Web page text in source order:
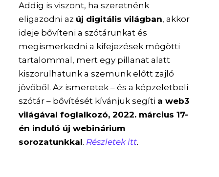
Addig is viszont, ha szeretnénk
eligazodni az új digitális világban, akkor
ideje bővíteni a szótárunkat és
megismerkedni a kifejezések mögötti
tartalommal, mert egy pillanat alatt
kiszorulhatunk a szemünk előtt zajló
jövőből. Az ismeretek – és a képzeletbeli
szótár – bővítését kívánjuk segíti a web3
világával foglalkozó, 2022. március 17-
én induló új webinárium
sorozatunkkal. Részletek itt.